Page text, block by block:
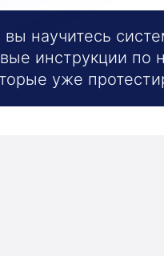
вы научитесь
инструкции по
уже